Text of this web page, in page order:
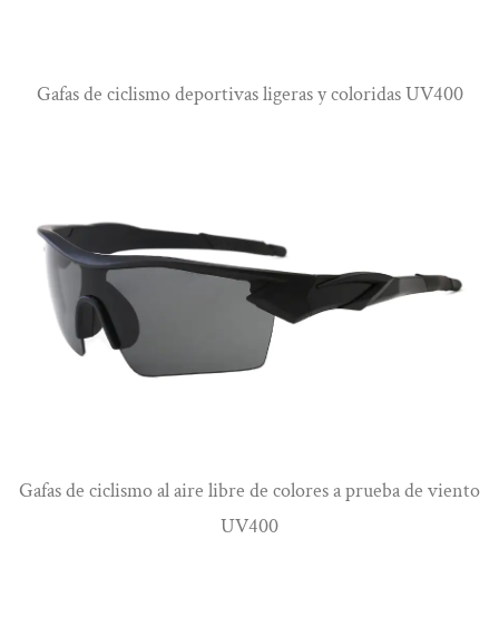
Gafas de ciclismo deportivas ligeras y coloridas UV400
Gafas de ciclismo al aire libre de colores a prueba de viento
UV400